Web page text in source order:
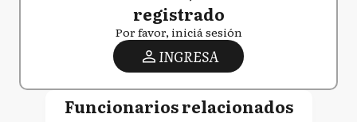
registrado
Por favor, iniciá sesión
INGRESA
Funcionarios relacionados